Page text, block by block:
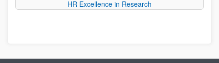
HR Excellence in Research